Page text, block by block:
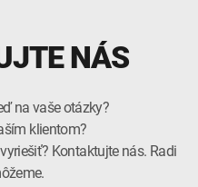
NÁS
na vaše otázky?
klientom?
Kontaktujte nás. Radi